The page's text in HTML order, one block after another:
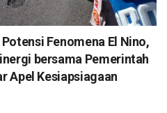
Fenomena El Nino,
bersama Pemerintah
Apel Kesiapsiagaan